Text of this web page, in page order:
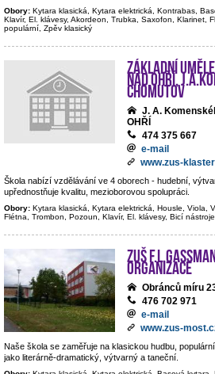
Obory: Kytara klasická, Kytara elektrická, Kontrabas,
Klavír, El. klávesy, Akordeon, Trubka, Saxofon, Klarinet,
populární, Zpěv klasický
Základní
nad Ohří,
Chomutov
J. A.
OHŘÍ
474 375 667
e-mail
www.zus-
Škola nabízí vzdělávání ve 4 oborech - hudební,
upřednostňuje kvalitu, mezioborovou spolupráci.
Obory: Kytara klasická, Kytara elektrická, Housle, Viola,
Flétna, Trombon, Pozoun, Klavír, El. klávesy, Bicí
ZUŠ
organizace
Obránců míru
476 702 971
e-mail
www.zus-
Naše škola se zaměřuje na klasickou hudbu,
jako literárně-dramatický, výtvarný a taneční.